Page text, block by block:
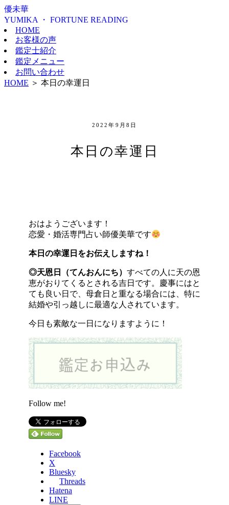
優未華
YUMIKA ・ FORTUNE READING
HOME
お客様の声
鑑定士紹介
鑑定メニュー
お問い合わせ
HOME ＞ 本日の幸運日
2022年9月8日
本日の幸運日
おはようございます！
恋愛・婚活専門占い師優美華です
本日の幸運日をお伝えしますね！
◎天恩日（てんおんにち） すべての人に天の恩
恵がおりてくるとされる吉日です。慶事にはと
ても良い日で、母倉日と重なる場合には、特に
結婚や引っ越しに最適な人されています。
今日も素敵な一日になりますように！
Follow me!
Facebook
X
Bluesky
Threads
Hatena
LINE